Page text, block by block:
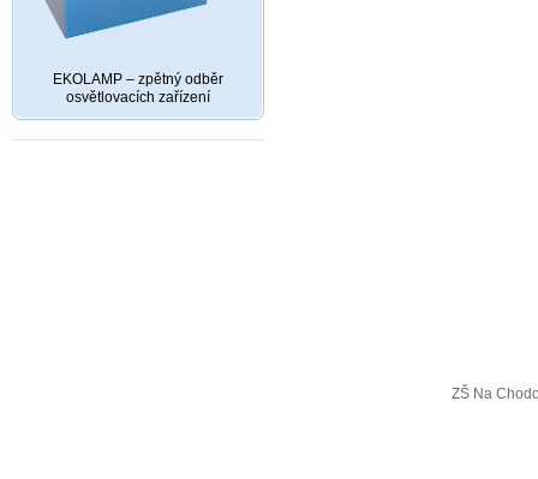
EKOLAMP – zpětný odběr
osvětlovacích zařízení
ZŠ Na